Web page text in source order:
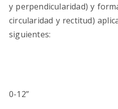
y perpendicularidad) y
circularidad y rectitud)
siguientes:
0-12”